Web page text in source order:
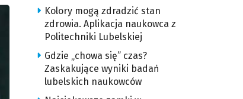
Kolory mogą zdradzić stan
zdrowia. Aplikacja naukowca z
Politechniki Lubelskiej
Gdzie „chowa się” czas?
Zaskakujące wyniki badań
lubelskich naukowców